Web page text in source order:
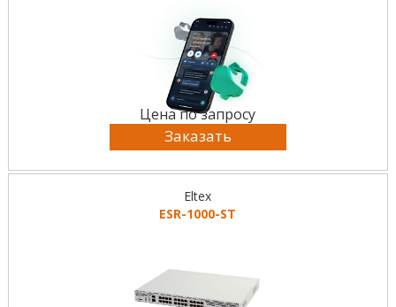
Цена по запросу
Заказать
Eltex
ESR-1000-ST